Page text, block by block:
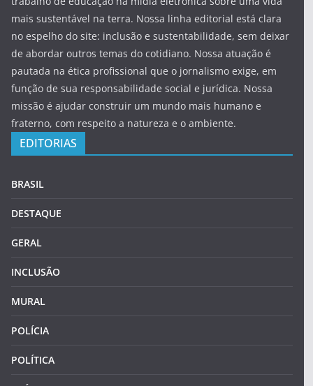
mais sustentável na terra. Nossa linha editorial está clara
no espelho do site: inclusão e sustentabilidade, sem deixar
de abordar outros temas do cotidiano. Nossa atuação é
pautada na ética profissional que o jornalismo exige, em
função de sua responsabilidade social e jurídica. Nossa
missão é ajudar construir um mundo mais humano e
fraterno, com respeito a natureza e o ambiente.
EDITORIAS
BRASIL
DESTAQUE
GERAL
INCLUSÃO
MURAL
POLÍCIA
POLÍTICA